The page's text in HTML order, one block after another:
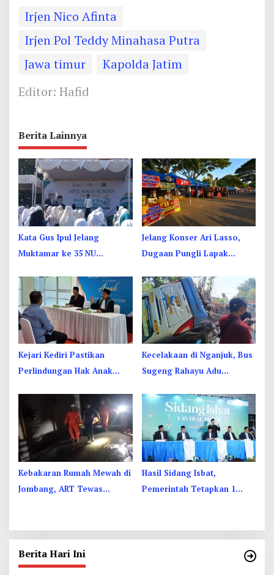
Irjen Nico Afinta
Irjen Pol Teddy Minahasa Putra
Jawa timur
Kapolda Jatim
Editor: Hafid
Berita Lainnya
Kata Gus Ipul Jelang
Muktamar ke 35 NU
Suguh, Lungguh
Jelang Konser Ari Lasso,
Dugaan Pungli Lapak
Disorot
Kejari Kediri Pastikan
Perlindungan Hak Anak
Kecelakaan di Nganjuk, Bus
Sugeng Rahayu Adu
Truk, 4 Orang Luka
Kebakaran Rumah Mewah di
Jombang, ART Tewas
Hasil Sidang Isbat,
Pemerintah Tetapkan 1
Berita Hari Ini